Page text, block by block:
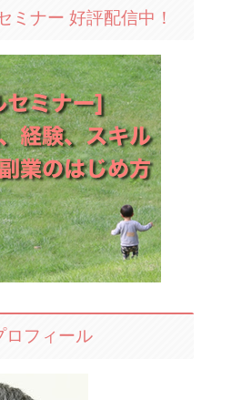
ミナー 好評配信中！
ロフィール